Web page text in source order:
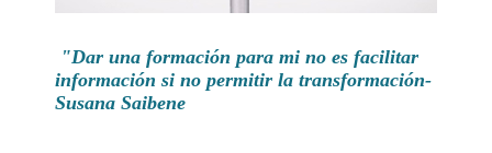
"Dar una formación para mi no es facilitar
información si no permitir la transformación-
Susana Saibene